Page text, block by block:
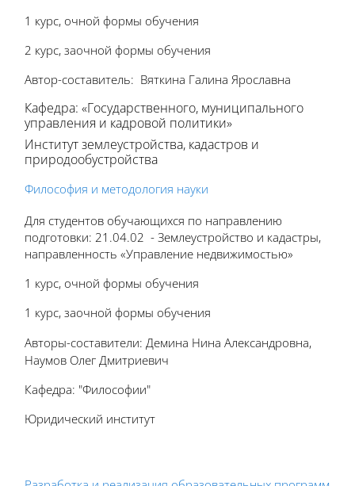
1 курс, очной формы обучения
2 курс, заочной формы обучения
Автор-составитель: Вяткина Галина Ярославна
Кафедра: «Государственного, муниципального
управления и кадровой политики»
Институт землеустройства, кадастров и
природообустройства
Философия и методология науки
Для студентов обучающихся по направлению
подготовки: 21.04.02 - Землеустройство и кадастры,
направленность «Управление недвижимостью»
1 курс, очной формы обучения
1 курс, заочной формы обучения
Авторы-составители: Демина Нина Александровна,
Наумов Олег Дмитриевич
Кафедра: "Философии"
Юридический институт